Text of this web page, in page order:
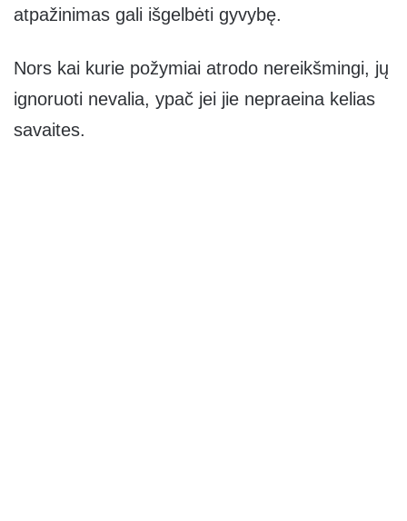
atpažinimas gali išgelbėti gyvybę.
Nors kai kurie požymiai atrodo nereikšmingi, jų
ignoruoti nevalia, ypač jei jie nepraeina kelias
savaites.